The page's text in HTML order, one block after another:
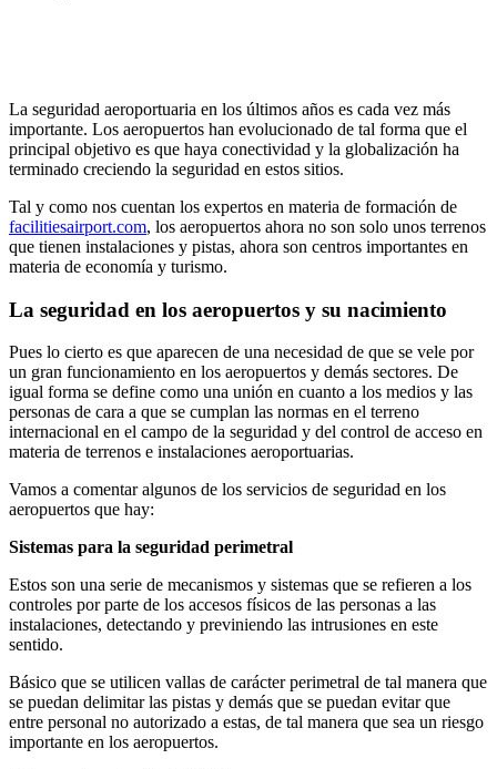
La seguridad aeroportuaria en los últimos años es cada vez más
importante. Los aeropuertos han evolucionado de tal forma que el
principal objetivo es que haya conectividad y la globalización ha
terminado creciendo la seguridad en estos sitios.
Tal y como nos cuentan los expertos en materia de formación de
facilitiesairport.com, los aeropuertos ahora no son solo unos terrenos
que tienen instalaciones y pistas, ahora son centros importantes en
materia de economía y turismo.
La seguridad en los aeropuertos y su nacimiento
Pues lo cierto es que aparecen de una necesidad de que se vele por
un gran funcionamiento en los aeropuertos y demás sectores. De
igual forma se define como una unión en cuanto a los medios y las
personas de cara a que se cumplan las normas en el terreno
internacional en el campo de la seguridad y del control de acceso en
materia de terrenos e instalaciones aeroportuarias.
Vamos a comentar algunos de los servicios de seguridad en los
aeropuertos que hay:
Sistemas para la seguridad perimetral
Estos son una serie de mecanismos y sistemas que se refieren a los
controles por parte de los accesos físicos de las personas a las
instalaciones, detectando y previniendo las intrusiones en este
sentido.
Básico que se utilicen vallas de carácter perimetral de tal manera que
se puedan delimitar las pistas y demás que se puedan evitar que
entre personal no autorizado a estas, de tal manera que sea un riesgo
importante en los aeropuertos.